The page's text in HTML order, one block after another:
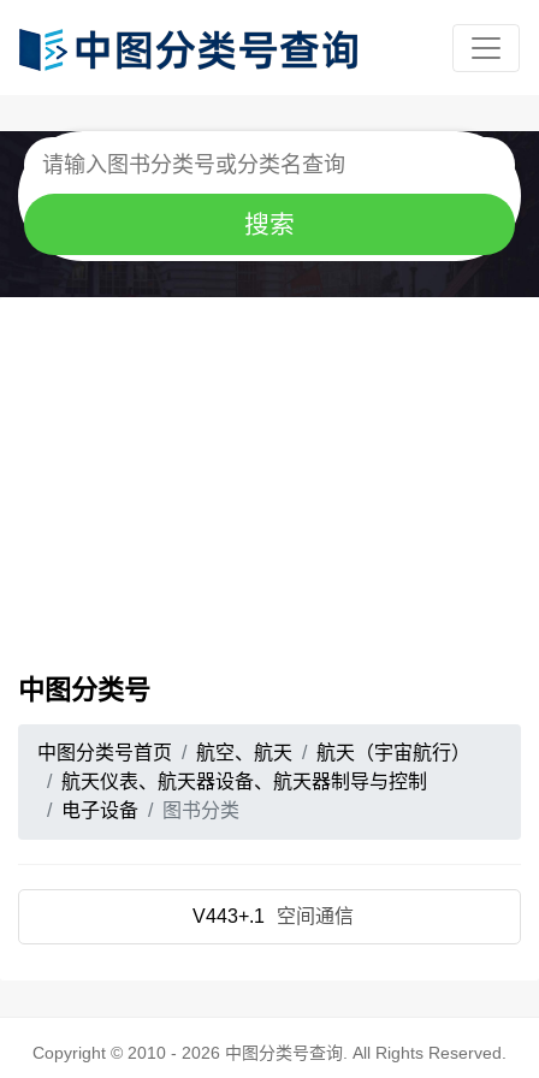
中图分类号
中图分类号首页 航空、航天
航天（宇宙航行）
航天仪表、航天器设备、航天器制导与控制
电子设备
图书分类
V443+.1 空间通信
Copyright © 2010 - 2026 中图分类号查询 . All Rights Reserved.